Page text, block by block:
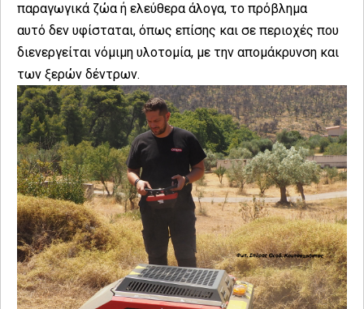
παραγωγικά ζώα ή ελεύθερα άλογα, το πρόβλημα
αυτό δεν υφίσταται, όπως επίσης και σε περιοχές που
διενεργείται νόμιμη υλοτομία, με την απομάκρυνση και
των ξερών δέντρων.